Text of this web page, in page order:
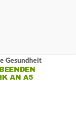
Gesundheit
AN A5